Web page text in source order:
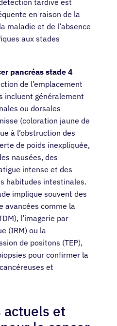
en raison de la
maladie et de l’absence
aux stades
pancréas stade 4
de l’emplacement
incluent généralement
ou dorsales
(coloration jaune de
à l’obstruction des
de poids inexpliquée,
nausées, des
intense et des
habitudes intestinales.
implique souvent des
avancées comme la
l’imagerie par
(IRM) ou la
de positons (TEP),
pour confirmer la
et
actuels et